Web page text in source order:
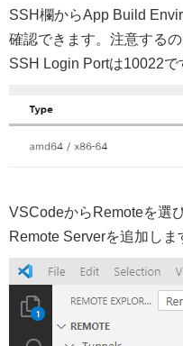
SSH欄からApp Build
確認できます。注意する
SSH Login Portは10022で
VSCodeからRemoteを選
Remote Serverを追加しま